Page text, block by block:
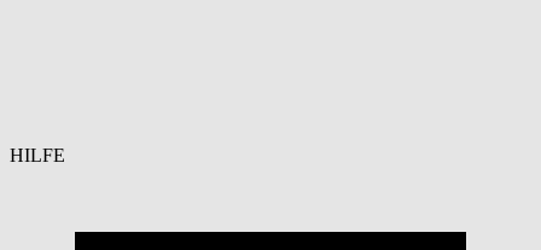
HILFE